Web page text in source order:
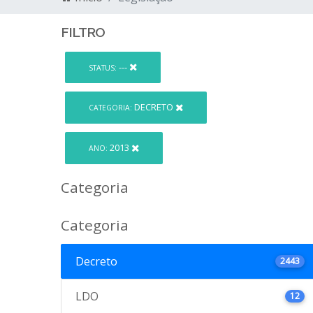
FILTRO
STATUS: ---
CATEGORIA: DECRETO
ANO: 2013
Categoria
Categoria
Decreto 2443
LDO 12